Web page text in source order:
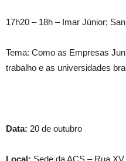
17h20 – 18h – Imar Júnior;
Tema: Como as Empresas
trabalho e as universidades
Data: 20 de outubro
Local: Sede da ACS – Rua